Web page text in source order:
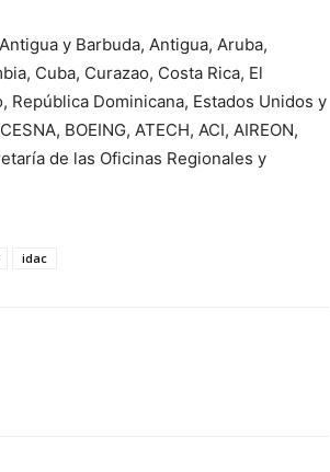
y Barbuda, Antigua, Aruba,
Cuba, Curazao, Costa Rica, El
República Dominicana, Estados Unidos y
BOEING, ATECH, ACI, AIREON,
de las Oficinas Regionales y
idac